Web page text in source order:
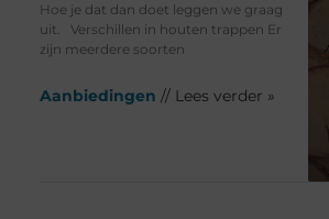
Hoe je dat dan doet leggen we graag
uit. Verschillen in houten trappen Er
zijn meerdere soorten
Aanbiedingen // Lees verder »